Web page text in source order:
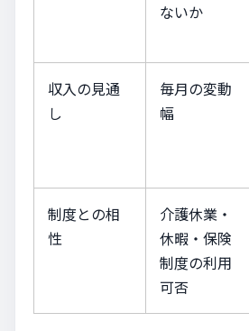
ないか
収入の見通
し
毎月の変動
幅
制度との相
性
介護休業・
休暇・保険
制度の利用
可否